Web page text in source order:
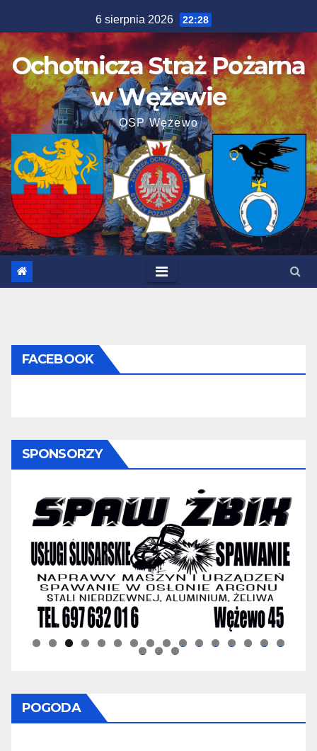
to
content
6 sierpnia 2026 22:28
Ochotnicza Straż Pożarna
w Wężewie
OSP Wężewo
FACEBOOK
SPONSORZY
0 1 2 3 4 5 6
7 8 9
POGODA